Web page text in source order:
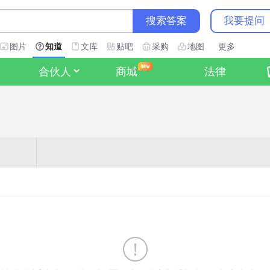
图片 知道 文库 贴吧 采购 地图 更多
搜索答案 我要提问
合伙人 商城 法律